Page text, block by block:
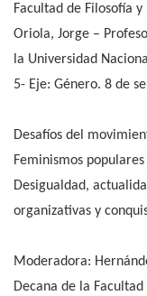
Facultad de Filosofía
Oriola, Jorge –
la Universidad
5- Eje: Género. 8 de
Desafíos del
Feminismos
Desigualdad,
organizativas y
Moderadora:
Decana de la